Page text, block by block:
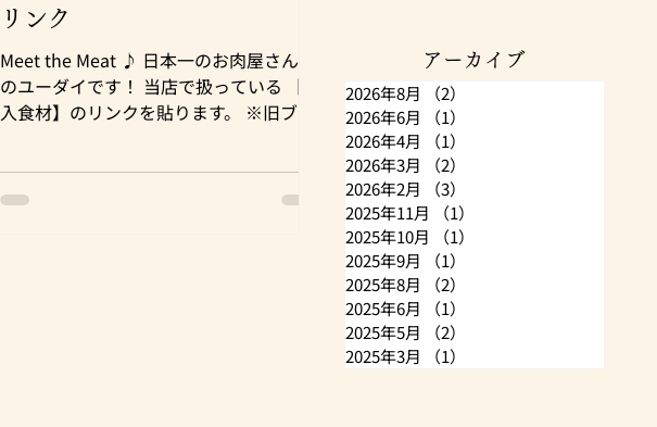
リンク
Meet the Meat ♪ 日本一のお肉屋さん 肉
のユーダイです！ 当店で扱っている 【輸
入食材】のリンクを貼ります。 ※旧ブロ
https://ameblo.jp/29yudai/theme-
アーカイブ
2026年8月 （2）
2026年6月
（1）
2026年4月
（1）
2026年3月
（2）
2026年2月
（3）
2025年11月
（1）
2025年10月
（1）
2025年9月
（1）
2025年8月
（2）
2025年6月
（1）
2025年5月
（2）
2025年3月
（1）